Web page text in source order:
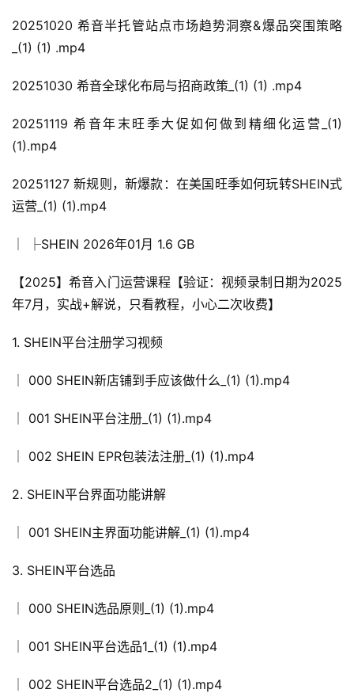
20251020 希音半托管站点市场趋势洞察&爆品突围策略
_(1) (1) .mp4
20251030 希音全球化布局与招商政策_(1) (1) .mp4
20251119 希音年末旺季大促如何做到精细化运营_(1)
(1).mp4
20251127 新规则，新爆款：在美国旺季如何玩转SHEIN式
运营_(1) (1).mp4
│ ├SHEIN 2026年01月 1.6 GB
【2025】希音入门运营课程【验证：视频录制日期为2025
年7月，实战+解说，只看教程，小心二次收费】
1. SHEIN平台注册学习视频
│ 000 SHEIN新店铺到手应该做什么_(1) (1).mp4
│ 001 SHEIN平台注册_(1) (1).mp4
│ 002 SHEIN EPR包装法注册_(1) (1).mp4
2. SHEIN平台界面功能讲解
│ 001 SHEIN主界面功能讲解_(1) (1).mp4
3. SHEIN平台选品
│ 000 SHEIN选品原则_(1) (1).mp4
│ 001 SHEIN平台选品1_(1) (1).mp4
│ 002 SHEIN平台选品2_(1) (1).mp4